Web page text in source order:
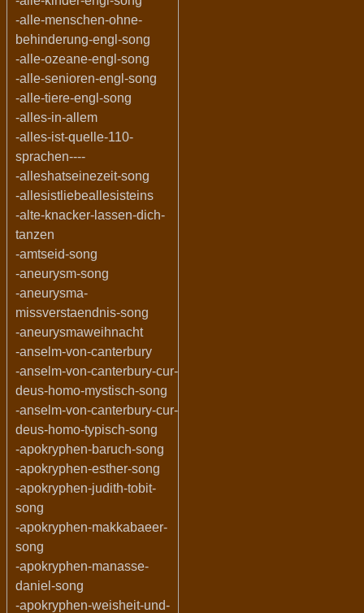
-alle-menschen-ohne-
behinderung-engl-song
-alle-ozeane-engl-song
-alle-senioren-engl-song
-alle-tiere-engl-song
-alles-in-allem
-alles-ist-quelle-110-
sprachen----
-alleshatseinezeit-song
-allesistliebeallesisteins
-alte-knacker-lassen-dich-
tanzen
-amtseid-song
-aneurysm-song
-aneurysma-
missverstaendnis-song
-aneurysmaweihnacht
-anselm-von-canterbury
-anselm-von-canterbury-cur-
deus-homo-mystisch-song
-anselm-von-canterbury-cur-
deus-homo-typisch-song
-apokryphen-baruch-song
-apokryphen-esther-song
-apokryphen-judith-tobit-
song
-apokryphen-makkabaeer-
song
-apokryphen-manasse-
daniel-song
-apokryphen-weisheit-und-